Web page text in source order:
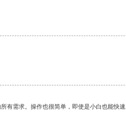
有需求。操作也很简单，即使是小白也能快速